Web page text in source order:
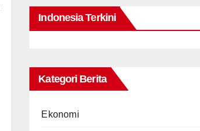
Indonesia Terkini
Kategori Berita
Ekonomi